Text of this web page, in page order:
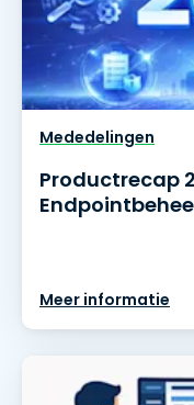
Mededelingen
Productrecap
Meer informatie